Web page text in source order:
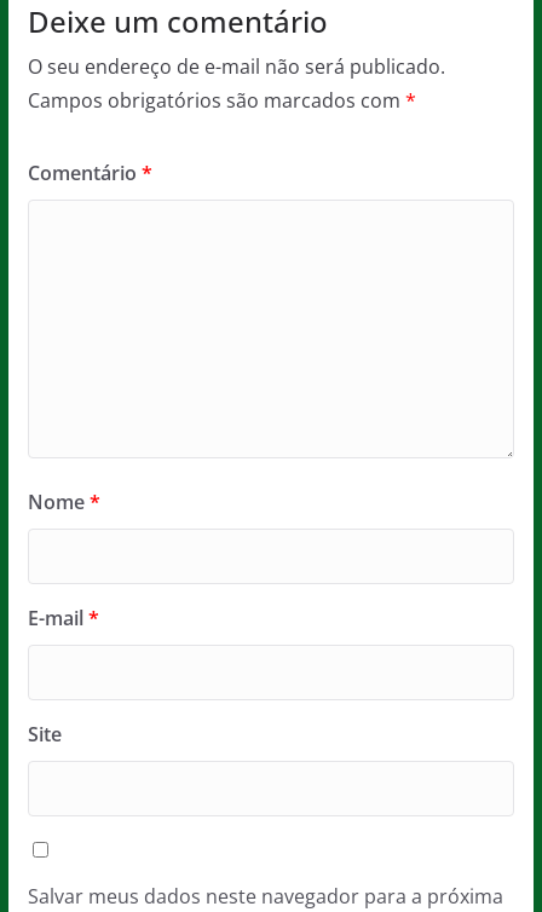
Deixe um comentário
O seu endereço de e-mail não será publicado.
Campos obrigatórios são marcados com *
Comentário *
Nome*
E-mail*
Site
Salvar meus dados neste navegador para a próxima